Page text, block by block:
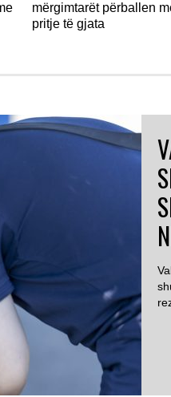
mërgimtarët përballen
pritje të gjata